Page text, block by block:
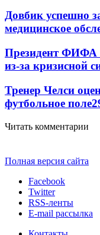
Довбик успешно
медицинское
Президент ФИФА
из-за кризисной
Тренер Челси
футбольное поле
Читать комментарии
Полная версия сайта
Facebook
Twitter
RSS-ленты
E-mail рассылка